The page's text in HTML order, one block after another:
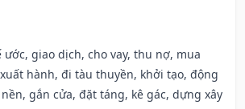
ước, giao dịch, cho vay, thu nợ, mua
hành, đi tàu thuyền, khởi tạo, động
gắn cửa, đặt táng, kê gác, dựng xây